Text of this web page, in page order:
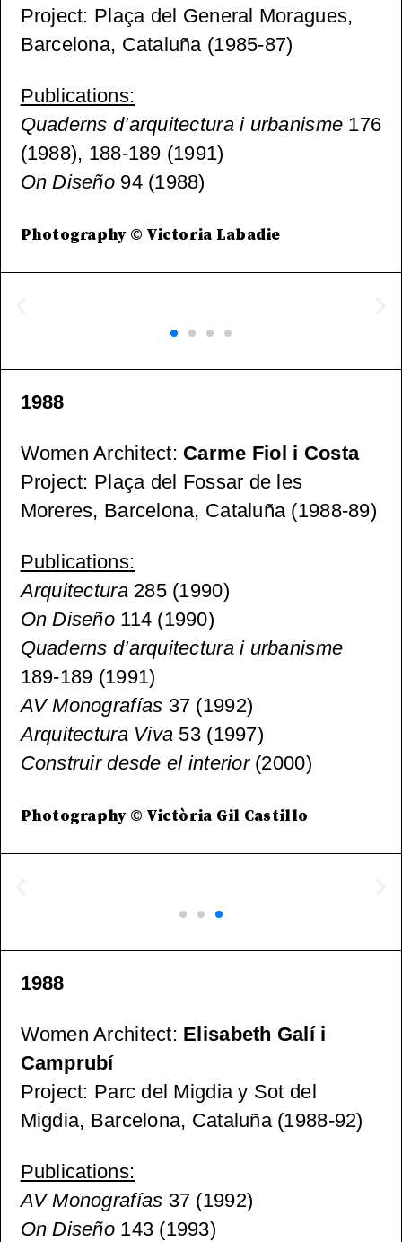
Project: Plaça del General Moragues,
Barcelona, Cataluña (1985-87)
Publications:
Quaderns d’arquitectura i urbanisme 176
(1988), 188-189 (1991)
On Diseño 94 (1988)
Photography © Victoria Labadie
1988
Women Architect: Carme Fiol i Costa
Project: Plaça del Fossar de les
Moreres, Barcelona, Cataluña (1988-89)
Publications:
Arquitectura 285 (1990)
On Diseño 114 (1990)
Quaderns d’arquitectura i urbanisme
189-189 (1991)
AV Monografías 37 (1992)
Arquitectura Viva 53 (1997)
Construir desde el interior(2000)
Photography © Victòria Gil Castillo
1988
Women Architect: Elisabeth Galí i
Camprubí
Project: Parc del Migdia y Sot del
Migdia, Barcelona, Cataluña (1988-92)
Publications:
AV Monografías 37 (1992)
On Diseño 143 (1993)